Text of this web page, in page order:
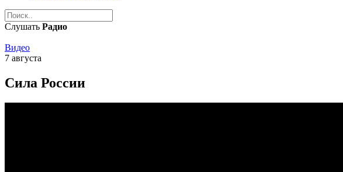
Слушать Радио
Видео
7 августа
Сила России